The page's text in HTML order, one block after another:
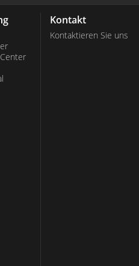
Kontakt
Kontaktieren Sie uns